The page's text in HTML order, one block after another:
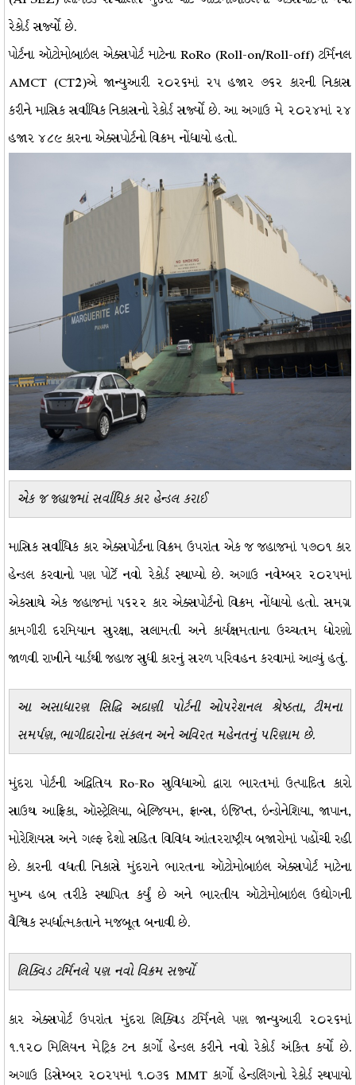
રેકોર્ડ સર્જ્યો છે.
પોર્ટના ઑટોમોબાઇલ એક્સપોર્ટ માટેના RoRo (Roll-on/Roll-off) ટર્મિનલ
AMCT (CT2)એ જાન્યુઆરી ૨૦૨૬માં ૨૫ હજાર ૭૬૨ કારની નિકાસ
કરીને માસિક સર્વાધિક નિકાસનો રેકોર્ડ સર્જ્યો છે. આ અગાઉ મે ૨૦૨૪માં ૨૪
હજાર ૪૮૯ કારના એક્સપોર્ટનો વિક્રમ નોંધાયો હતો.
એક જ જહાજમાં સર્વાધિક કાર હેન્ડલ કરાઈ
માસિક સર્વાધિક કાર એક્સપોર્ટના વિક્રમ ઉપરાંત એક જ જહાજમાં ૫૭૦૧ કાર
હેન્ડલ કરવાનો પણ પોર્ટે નવો રેકોર્ડ સ્થાપ્યો છે. અગાઉ નવેમ્બર ૨૦૨૫માં
એકસાથે એક જહાજમાં ૫૬૨૨ કાર એક્સપોર્ટનો વિક્રમ નોંધાયો હતો. સમગ્ર
કામગીરી દરમિયાન સુરક્ષા, સલામતી અને કાર્યક્ષમતાના ઉચ્ચતમ ધોરણો
જાળવી રાખીને યાર્ડથી જહાજ સુધી કારનું સરળ પરિવહન કરવામાં આવ્યું હતું.
આ અસાધારણ સિદ્ધિ અદાણી પોર્ટની ઓપરેશનલ શ્રેષ્ઠતા, ટીમના
સમર્પણ, ભાગીદારોના સંકલન અને અવિરત મહેનતનું પરિણામ છે.
મુંદરા પોર્ટની અદ્વિતિય Ro-Ro સુવિધાઓ દ્વારા ભારતમાં ઉત્પાદિત કારો
સાઉથ આફ્રિકા, ઑસ્ટ્રેલિયા, બેલ્જિયમ, ફ્રાન્સ, ઇજિપ્ત, ઇન્ડોનેશિયા, જાપાન,
મોરેશિયસ અને ગલ્ફ દેશો સહિત વિવિધ આંતરરાષ્ટ્રીય બજારોમાં પહોંચી રહી
છે. કારની વધતી નિકાસે મુંદરાને ભારતના ઑટોમોબાઇલ એક્સપોર્ટ માટેના
મુખ્ય હબ તરીકે સ્થાપિત કર્યું છે અને ભારતીય ઑટોમોબાઇલ ઉદ્યોગની
વૈશ્વિક સ્પર્ધાત્મકતાને મજબૂત બનાવી છે.
લિક્વિડ ટર્મિનલે પણ નવો વિક્રમ સર્જ્યો
કાર એક્સપોર્ટ ઉપરાંત મુંદરા લિક્વિડ ટર્મિનલે પણ જાન્યુઆરી ૨૦૨૬માં
૧.૧૨૦ મિલિયન મેટ્રિક ટન કાર્ગો હેન્ડલ કરીને નવો રેકોર્ડ અંકિત કર્યો છે.
અગાઉ ડિસેમ્બર ૨૦૨૫માં ૧.૦૩૬ MMT કાર્ગો હેન્ડલિંગનો રેકોર્ડ સ્થપાયો